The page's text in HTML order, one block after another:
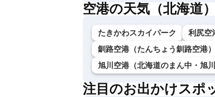
空港の天気（北海道）
たきかわスカイパーク 利尻空
釧路空港（たんちょう釧路空港）
旭川空港（北海道のまん中・旭川
注目のお出かけスポ